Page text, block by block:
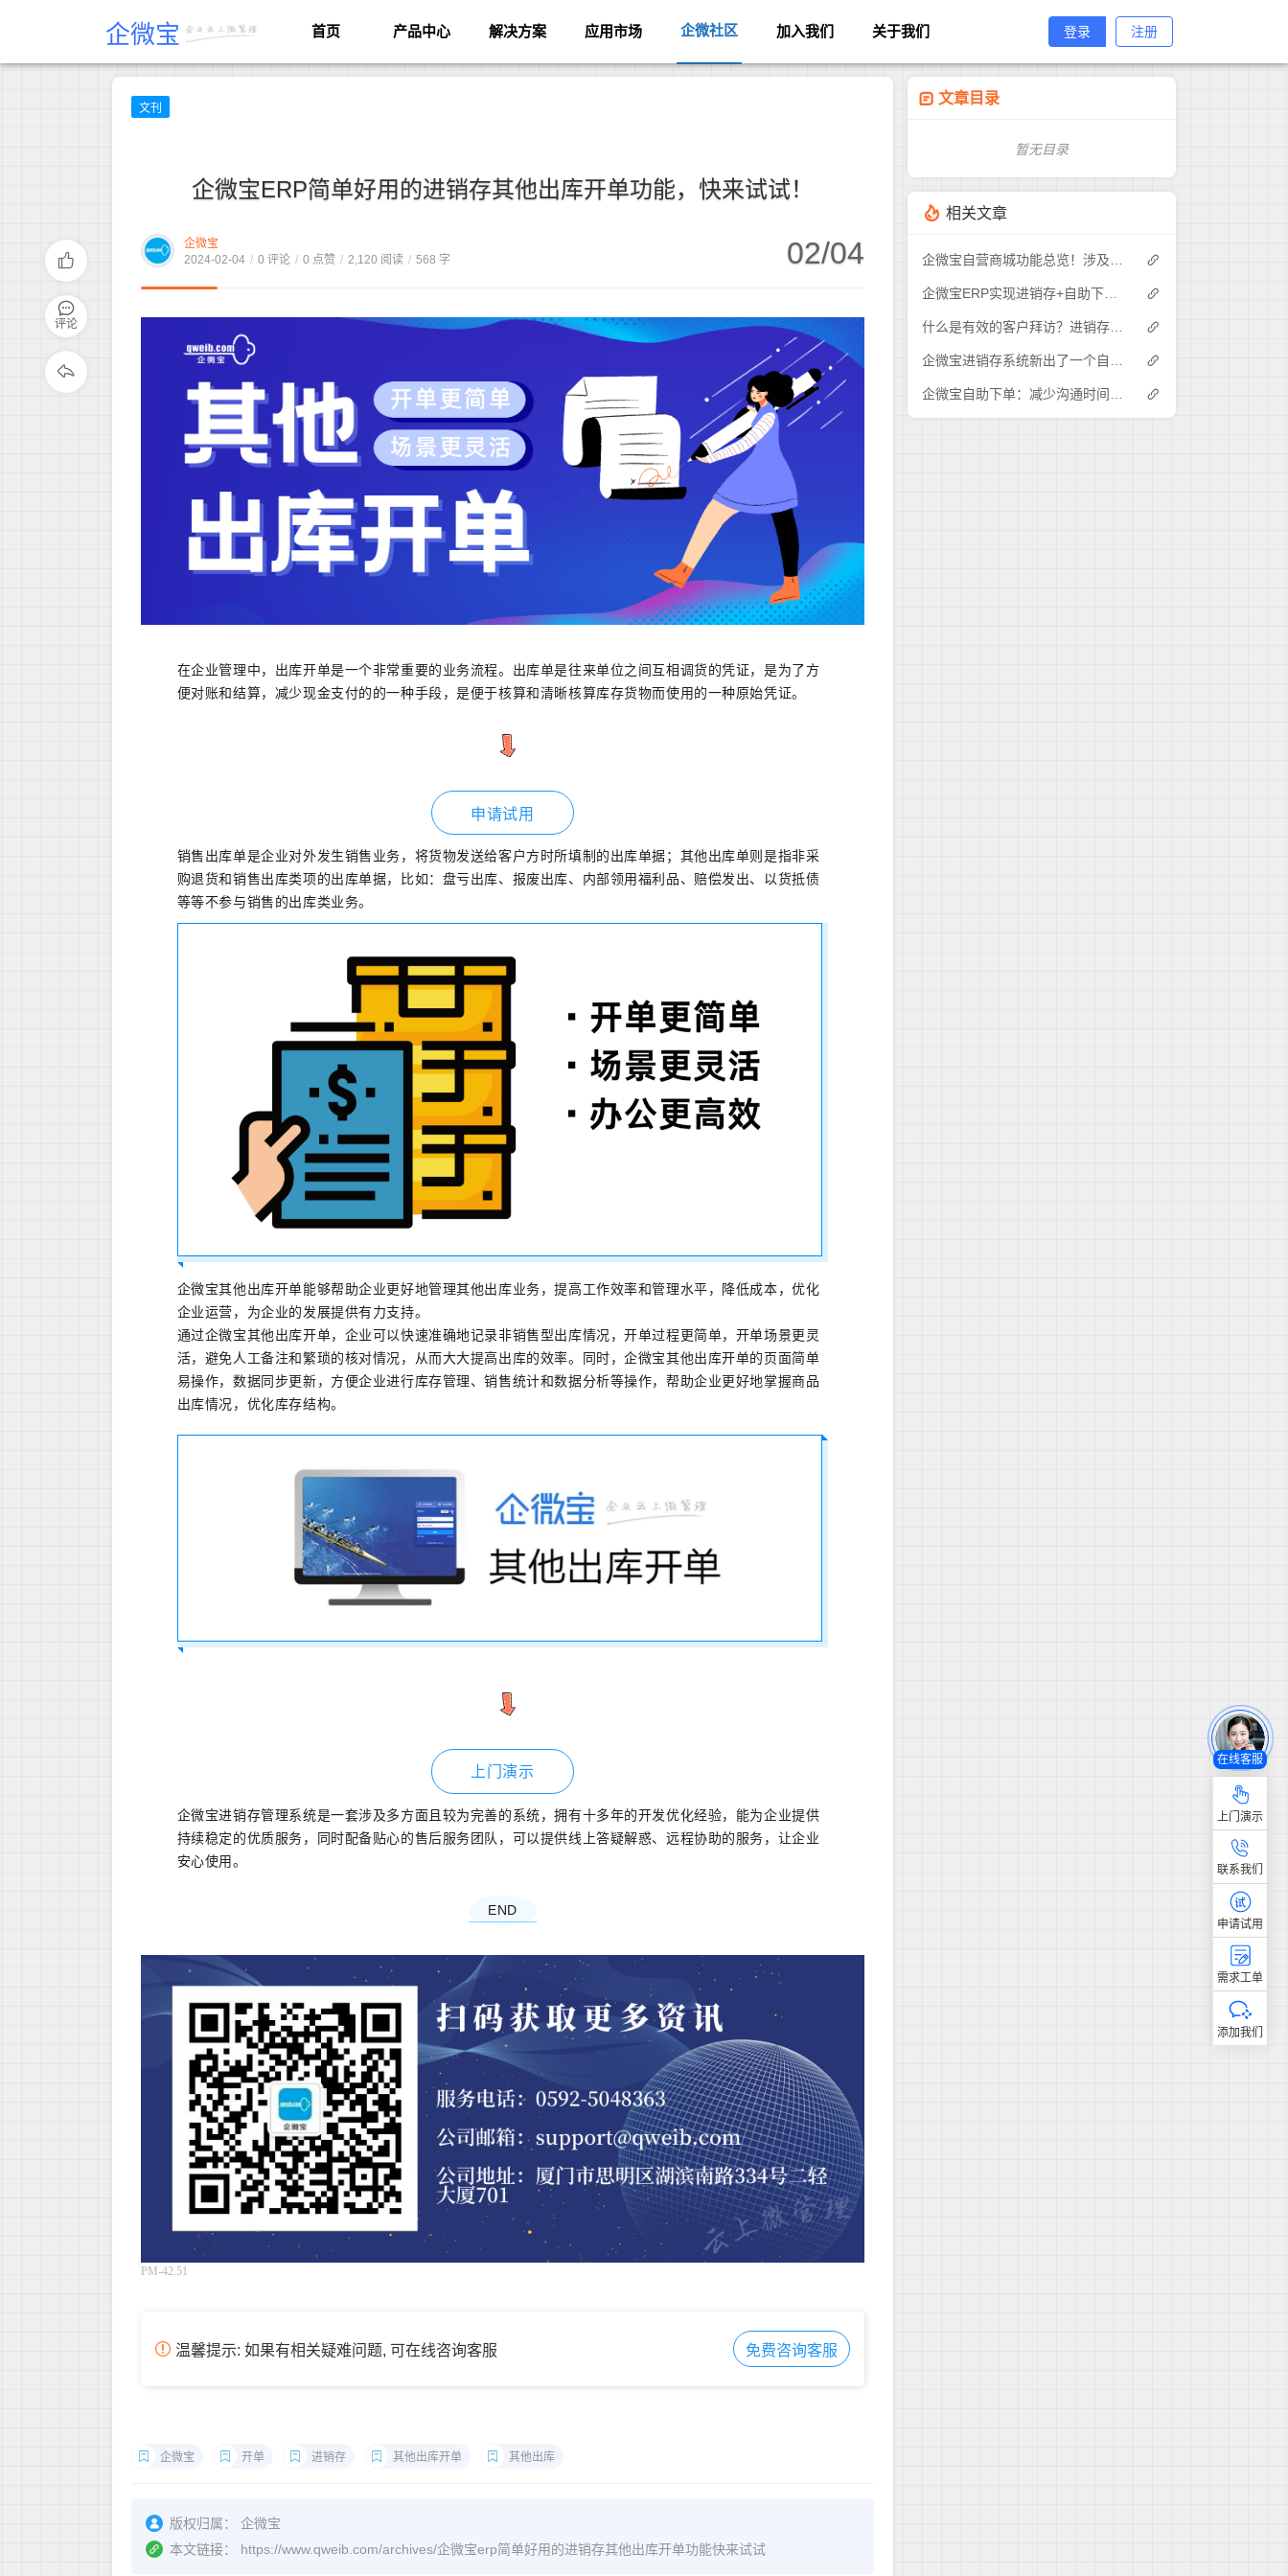
企微宝 首页 产品中心 解决方案 应用市场 企微社区 加入我们 关于我们 登录 注册
文刊
企微宝ERP简单好用的进销存其他出库开单功能，快来试试！
企微宝
2024-02-04 / 0 评论 / 0 点赞 / 2,120 阅读 / 568 字 02/04
在企业管理中，出库开单是一个非常重要的业务流程。出库单是往来单位之间互相调货的凭证，是为了方
便对账和结算，减少现金支付的的一种手段，是便于核算和清晰核算库存货物而使用的一种原始凭证。
申请试用
销售出库单是企业对外发生销售业务，将货物发送给客户方时所填制的出库单据；其他出库单则是指非采
购退货和销售出库类项的出库单据，比如：盘亏出库、报废出库、内部领用福利品、赔偿发出、以货抵债
等等不参与销售的出库类业务。
企微宝其他出库开单能够帮助企业更好地管理其他出库业务，提高工作效率和管理水平，降低成本，优化
企业运营，为企业的发展提供有力支持。
通过企微宝其他出库开单，企业可以快速准确地记录非销售型出库情况，开单过程更简单，开单场景更灵
活，避免人工备注和繁琐的核对情况，从而大大提高出库的效率。同时，企微宝其他出库开单的页面简单
易操作，数据同步更新，方便企业进行库存管理、销售统计和数据分析等操作，帮助企业更好地掌握商品
出库情况，优化库存结构。
上门演示
企微宝进销存管理系统是一套涉及多方面且较为完善的系统，拥有十多年的开发优化经验，能为企业提供
持续稳定的优质服务，同时配备贴心的售后服务团队，可以提供线上答疑解惑、远程协助的服务，让企业
安心使用。
END
PM-42.51
温馨提示: 如果有相关疑难问题, 可在线咨询客服 免费咨询客服
企微宝 开单 进销存 其他出库开单 其他出库
版权归属：
企微宝
本文链接：
https://www.qweib.com/archives/企微宝erp简单好用的进销存其他出库开单功能快来试试
评论
文章目录
暂无目录
相关文章
在线客服
上门演示
联系我们
申请试用
需求工单
添加我们